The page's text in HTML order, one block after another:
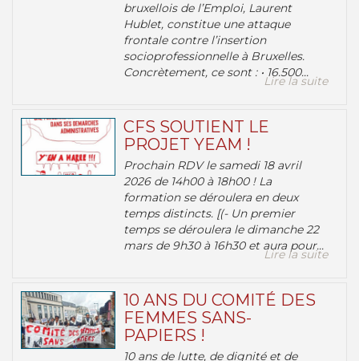
bruxellois de l’Emploi, Laurent
Hublet, constitue une attaque
frontale contre l’insertion
socioprofessionnelle à Bruxelles.
Concrètement, ce sont : • 16.500...
Lire la suite
CFS SOUTIENT LE
PROJET YEAM !
Prochain RDV le samedi 18 avril
2026 de 14h00 à 18h00 ! La
formation se déroulera en deux
temps distincts. [(- Un premier
temps se déroulera le dimanche 22
mars de 9h30 à 16h30 et aura pour...
Lire la suite
10 ANS DU COMITÉ DES
FEMMES SANS-
PAPIERS !
10 ans de lutte, de dignité et de